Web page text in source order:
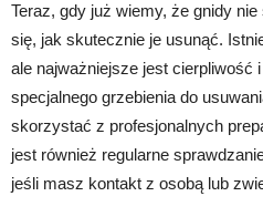
Teraz, gdy już wiemy, że gnidy
się, jak skutecznie je usunąć.
ale najważniejsze jest cierpliwość
specjalnego grzebienia do
skorzystać z profesjonalnych
jest również regularne
jeśli masz kontakt z osobą lub